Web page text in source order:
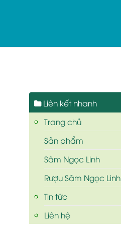
Liên kết nhanh
Trang chủ
Sản phẩm
Sâm Ngọc Linh
Rượu Sâm Ngọc Linh
Tin tức
Liên hệ